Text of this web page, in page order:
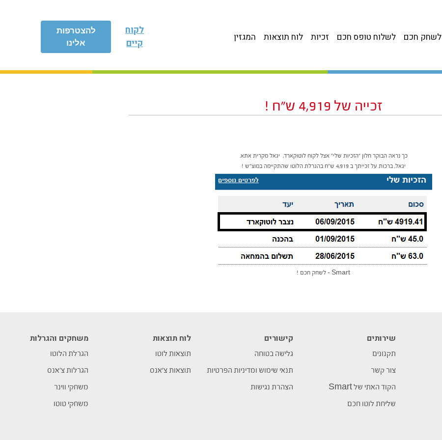
להצטרפות
אלינו
לקוח
קיים
המגזין לוח תוצאות זכיות לשלוח טופס חכם לשחק חכם
זכייה של 4,919 ש”ח !
כך נראה הבוקר חלון “הזכיות שלי” אצל לקוח לוטוקארד, יגאל מקרית אתא.
יגאל, ברכות על זכייתך ב 4,919 ש”ח בהגרלת הלוטו שהתקיימה במוצ”ש !
Smart – לשחק חכם !
שירותים
תקנונים
צור קשר
הקוד האתי של Smart
שליחת לוטו חכם
קישורים
גלישה בטוחה
תנאי שימוש ומדיניות הפרטיות
הצהרת נגישות
לוח תוצאות
תוצאות לוטו
תוצאות צ’אנס
משחקים והגרלות
הגרלת הלוטו
הגרלות צ’אנס
משחקי ווינר
משחקי טוטו